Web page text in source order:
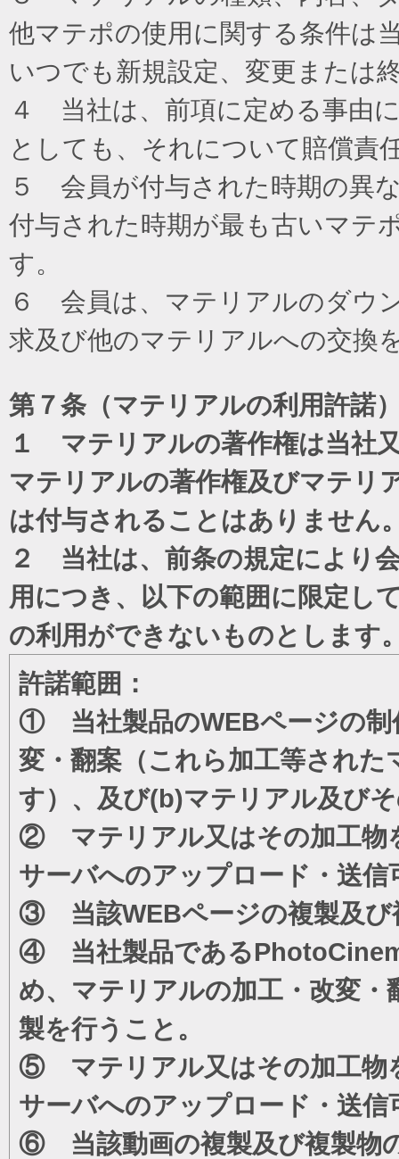
他マテポの使用に関する条件は
いつでも新規設定、変更または
４ 当社は、前項に定める事由
としても、それについて賠償責
５ 会員が付与された時期の異
付与された時期が最も古いマテ
す。
６ 会員は、マテリアルのダウ
求及び他のマテリアルへの交換
第７条（マテリアルの利用許諾
１ マテリアルの著作権は当社
マテリアルの著作権及びマテリ
は付与されることはありません
２ 当社は、前条の規定により
用につき、以下の範囲に限定し
の利用ができないものとします
許諾範囲：
① 当社製品のWEBページの制
変・翻案（これら加工等され
す）、及び(b)マテリアル及び
② マテリアル又はその加工物
サーバへのアップロード・送信
③ 当該WEBページの複製及び
④ 当社製品である
め、マテリアルの加工・改変
製を行うこと。
⑤ マテリアル又はその加工物
サーバへのアップロード・送信
⑥ 当該動画の複製及び複製物